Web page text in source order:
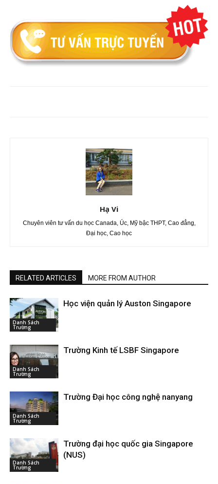
Hạ Vi
Chuyên viên tư vấn du học Canada, Úc, Mỹ bậc THPT, Cao đẳng,
Đại học, Cao học
RELATED ARTICLES MORE FROM AUTHOR
Danh Sách
Trường
Học viện quản lý Auston Singapore
Danh Sách
Trường
Trường Kinh tế LSBF Singapore
Danh Sách
Trường
Trường Đại học công nghệ nanyang
Danh Sách
Trường
Trường đại học quốc gia Singapore
(NUS)